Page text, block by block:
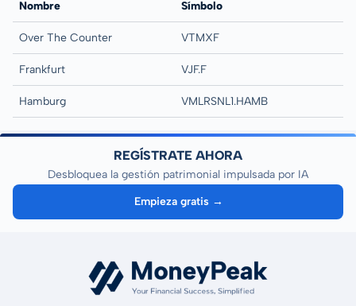
Nombre Símbolo
Over The Counter VTMXF
Frankfurt VJF.F
Hamburg VMLRSNL1.HAMB
REGÍSTRATE AHORA
Desbloquea la gestión patrimonial impulsada por IA
Empieza gratis →